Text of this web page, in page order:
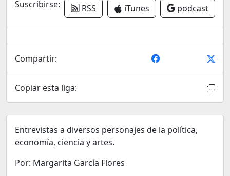
Suscribirse: RSS iTunes podcast
Compartir:
Copiar esta liga:
Entrevistas a diversos personajes de la política,
economía, ciencia y artes.
Por: Margarita García Flores